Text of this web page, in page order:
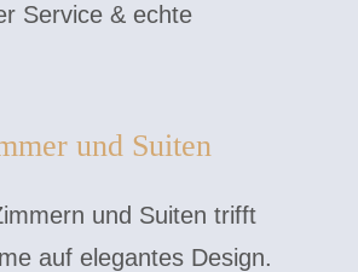
Service & echte
und Suiten
und Suiten trifft
auf elegantes Design.